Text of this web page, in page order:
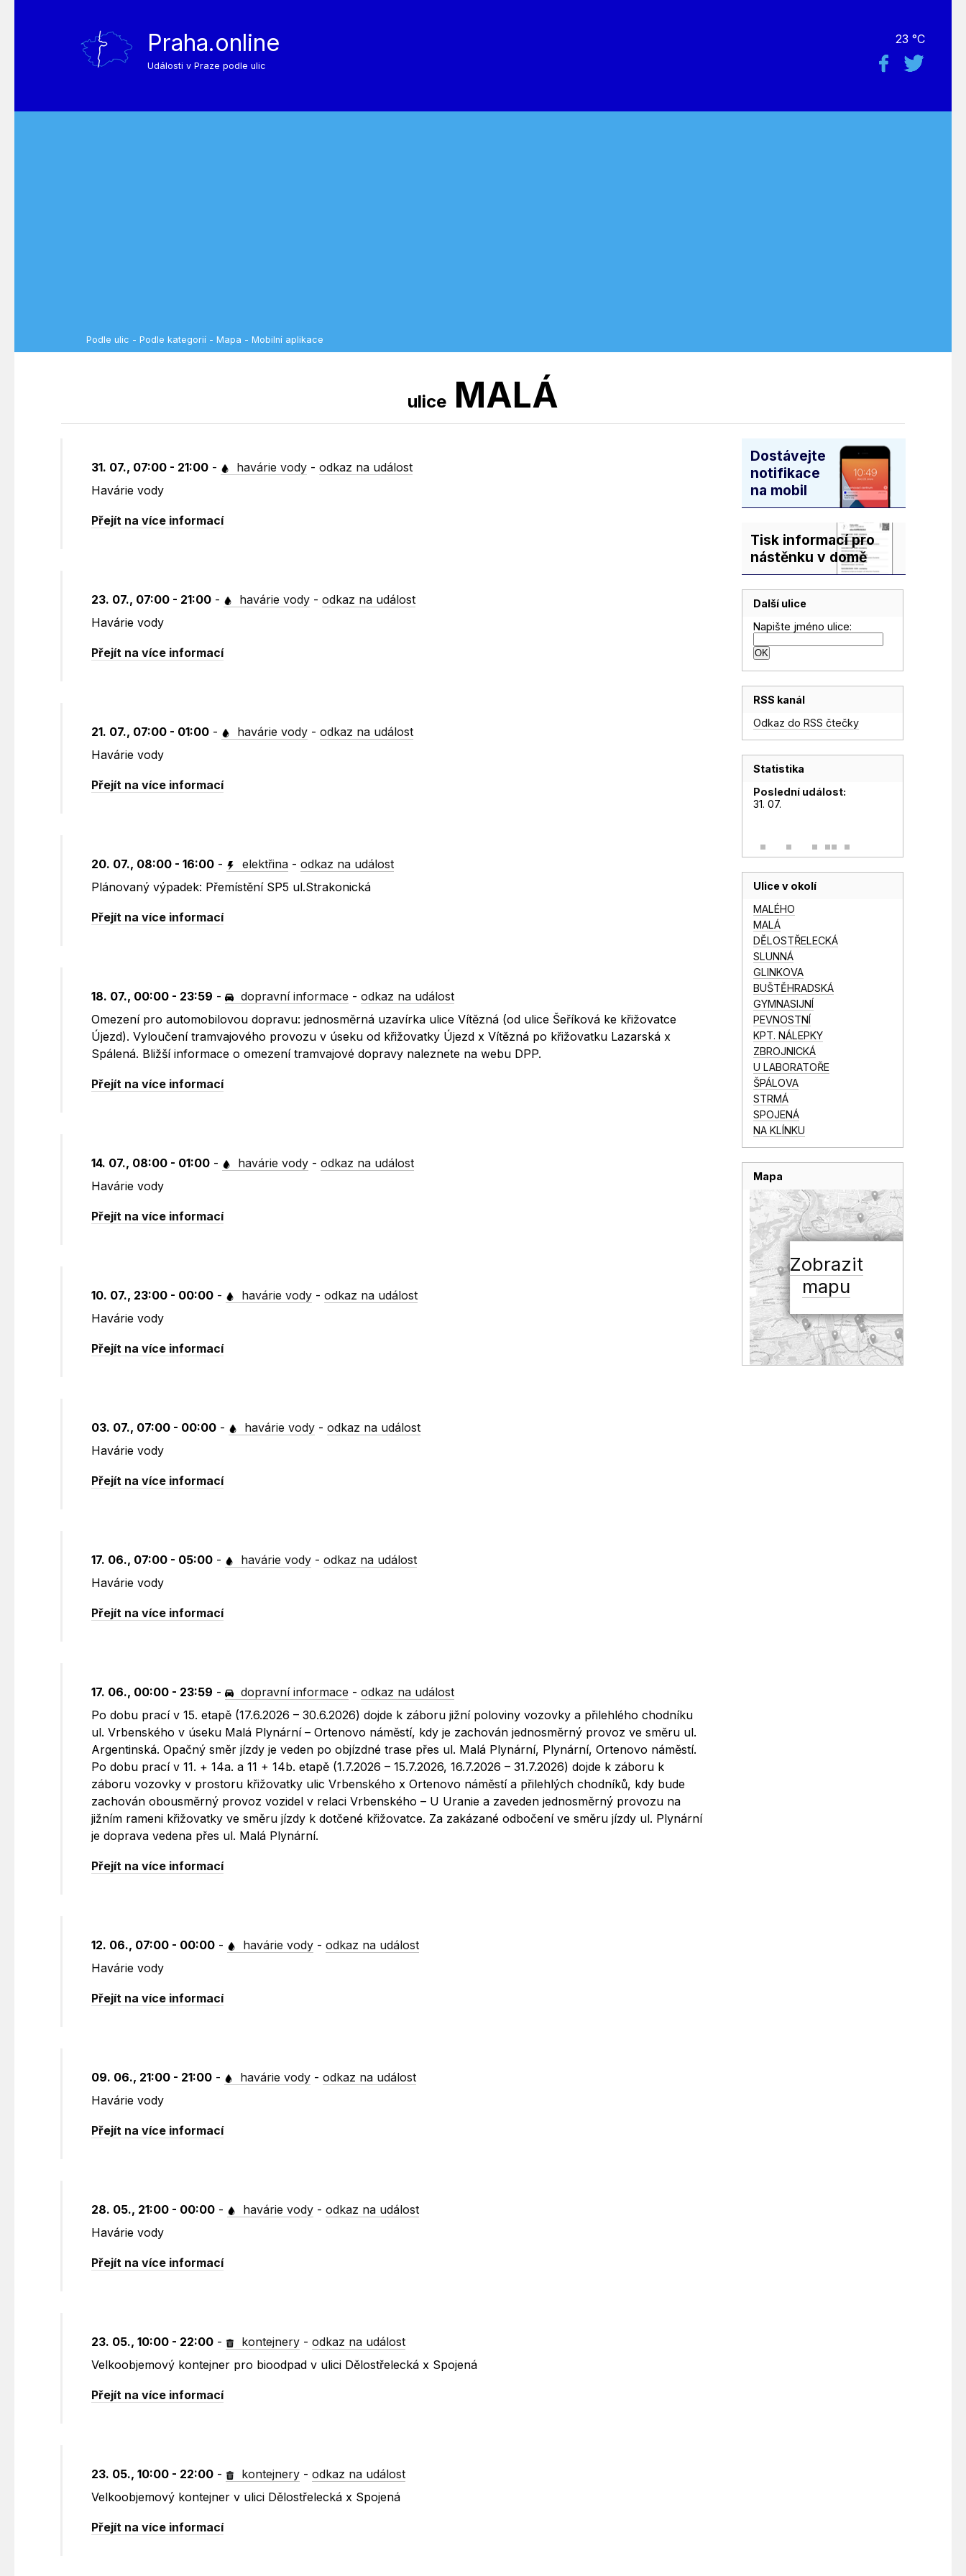
Praha.online
Události v Praze podle ulic
23 °C
Podle ulic - Podle kategorií - Mapa - Mobilní aplikace
ulice MALÁ
31. 07., 07:00 - 21:00 - havárie vody -odkaz na událost
Havárie vody
Přejít na více informací
23. 07., 07:00 - 21:00 - havárie vody -odkaz na událost
Havárie vody
Přejít na více informací
21. 07., 07:00 - 01:00 - havárie vody -odkaz na událost
Havárie vody
Přejít na více informací
20. 07., 08:00 - 16:00 - elektřina -odkaz na událost
Plánovaný výpadek: Přemístění SP5 ul.Strakonická
Přejít na více informací
18. 07., 00:00 - 23:59 - dopravní informace -odkaz na událost
Omezení pro automobilovou dopravu: jednosměrná uzavírka ulice Vítězná (od ulice Šeříková ke křižovatce
Újezd). Vyloučení tramvajového provozu v úseku od křižovatky Újezd x Vítězná po křižovatku Lazarská x
Spálená. Bližší informace o omezení tramvajové dopravy naleznete na webu DPP.
Přejít na více informací
14. 07., 08:00 - 01:00 - havárie vody -odkaz na událost
Havárie vody
Přejít na více informací
10. 07., 23:00 - 00:00 - havárie vody -odkaz na událost
Havárie vody
Přejít na více informací
03. 07., 07:00 - 00:00 - havárie vody -odkaz na událost
Havárie vody
Přejít na více informací
17. 06., 07:00 - 05:00 - havárie vody -odkaz na událost
Havárie vody
Přejít na více informací
17. 06., 00:00 - 23:59 - dopravní informace -odkaz na událost
Po dobu prací v 15. etapě (17.6.2026 – 30.6.2026) dojde k záboru jižní poloviny vozovky a přilehlého chodníku
ul. Vrbenského v úseku Malá Plynární – Ortenovo náměstí, kdy je zachován jednosměrný provoz ve směru ul.
Argentinská. Opačný směr jízdy je veden po objízdné trase přes ul. Malá Plynární, Plynární, Ortenovo náměstí.
Po dobu prací v 11. + 14a. a 11 + 14b. etapě (1.7.2026 – 15.7.2026, 16.7.2026 – 31.7.2026) dojde k záboru k
záboru vozovky v prostoru křižovatky ulic Vrbenského x Ortenovo náměstí a přilehlých chodníků, kdy bude
zachován obousměrný provoz vozidel v relaci Vrbenského – U Uranie a zaveden jednosměrný provozu na
jižním rameni křižovatky ve směru jízdy k dotčené křižovatce. Za zakázané odbočení ve směru jízdy ul. Plynární
je doprava vedena přes ul. Malá Plynární.
Přejít na více informací
12. 06., 07:00 - 00:00 - havárie vody -odkaz na událost
Havárie vody
Přejít na více informací
09. 06., 21:00 - 21:00 - havárie vody -odkaz na událost
Havárie vody
Přejít na více informací
28. 05., 21:00 - 00:00 - havárie vody -odkaz na událost
Havárie vody
Přejít na více informací
23. 05., 10:00 - 22:00 - kontejnery -odkaz na událost
Velkoobjemový kontejner pro bioodpad v ulici Dělostřelecká x Spojená
Přejít na více informací
23. 05., 10:00 - 22:00 - kontejnery -odkaz na událost
Velkoobjemový kontejner v ulici Dělostřelecká x Spojená
Přejít na více informací
Dostávejte
notifikace
na mobil
Tisk informací pro
nástěnku v domě
Další ulice
Napište jméno ulice:
RSS kanál
Odkaz do RSS čtečky
Statistika
Poslední událost:
31. 07.
Ulice v okolí
MALÉHO
MALÁ
DĚLOSTŘELECKÁ
SLUNNÁ
GLINKOVA
BUŠTĚHRADSKÁ
GYMNASIJNÍ
PEVNOSTNÍ
KPT. NÁLEPKY
ZBROJNICKÁ
U LABORATOŘE
ŠPÁLOVA
STRMÁ
SPOJENÁ
NA KLÍNKU
Mapa
Zobrazit
mapu